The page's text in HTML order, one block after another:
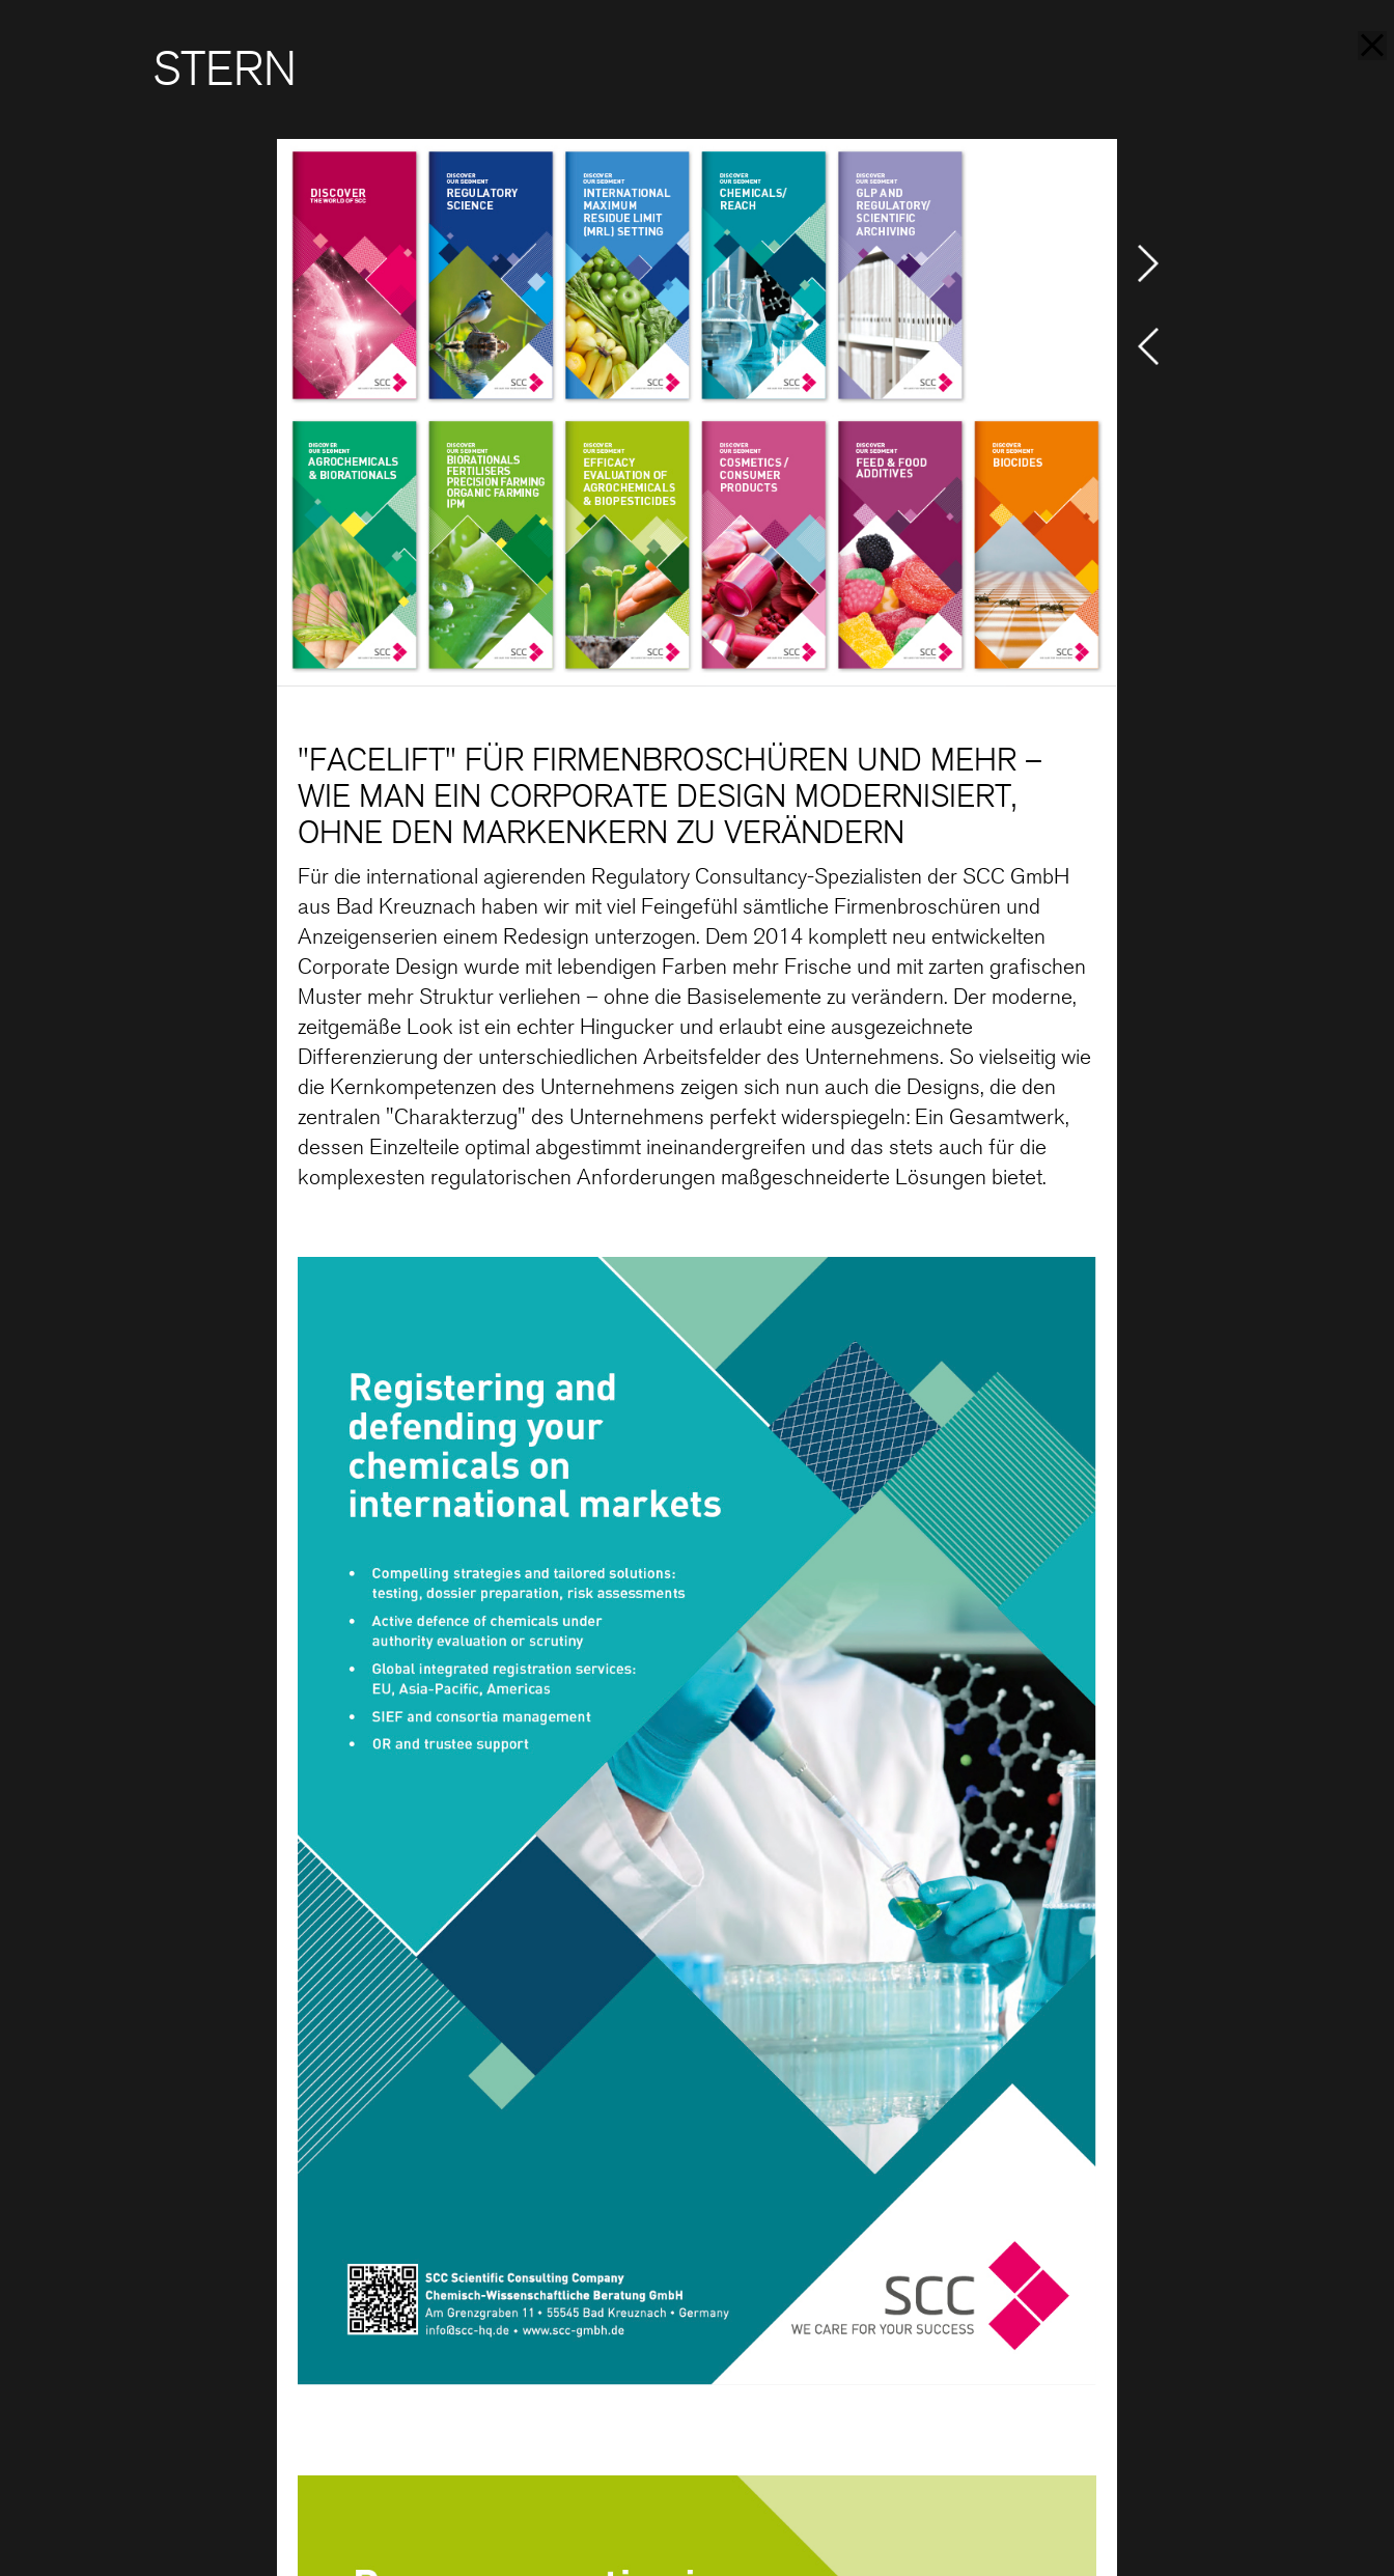
STERN
"FACELIFT" FÜR FIRMENBROSCHÜREN UND MEHR –
WIE MAN EIN CORPORATE DESIGN MODERNISIERT,
OHNE DEN MARKENKERN ZU VERÄNDERN
Für die international agierenden Regulatory Consultancy-Spezialisten der SCC GmbH
aus Bad Kreuznach haben wir mit viel Feingefühl sämtliche Firmenbroschüren und
Anzeigenserien einem Redesign unterzogen. Dem 2014 komplett neu entwickelten
Corporate Design wurde mit lebendigen Farben mehr Frische und mit zarten grafischen
Muster mehr Struktur verliehen – ohne die Basiselemente zu verändern. Der moderne,
zeitgemäße Look ist ein echter Hingucker und erlaubt eine ausgezeichnete
Differenzierung der unterschiedlichen Arbeitsfelder des Unternehmens. So vielseitig wie
die Kernkompetenzen des Unternehmens zeigen sich nun auch die Designs, die den
zentralen "Charakterzug" des Unternehmens perfekt widerspiegeln: Ein Gesamtwerk,
dessen Einzelteile optimal abgestimmt ineinandergreifen und das stets auch für die
komplexesten regulatorischen Anforderungen maßgeschneiderte Lösungen bietet.